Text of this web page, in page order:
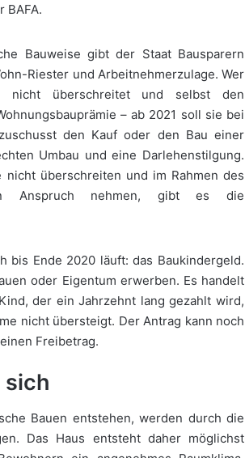
BAFA.
Bauweise gibt der Staat Bausparern
Riester und Arbeitnehmerzulage. Wer
nicht überschreitet und selbst den
– ab 2021 soll sie bei
den Kauf oder den Bau einer
Umbau und eine Darlehenstilgung.
überschreiten und im Rahmen des
in Anspruch nehmen, gibt es die
bis Ende 2020 läuft: das Baukindergeld.
oder Eigentum erwerben. Es handelt
der ein Jahrzehnt lang gezahlt wird,
nicht übersteigt. Der Antrag kann noch
Freibetrag.
sich
Bauen entstehen, werden durch die
Das Haus entsteht daher möglichst